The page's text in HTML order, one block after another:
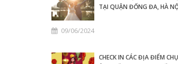
TẠI QUẬN ĐỐNG ĐA, HÀ
09/06/2024
CHECK IN CÁC ĐỊA ĐIỂM